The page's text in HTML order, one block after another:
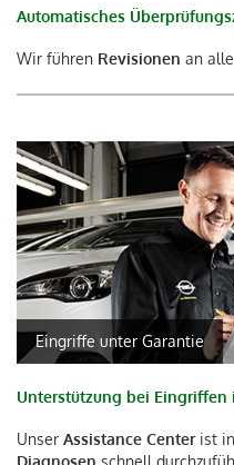
Automatisches
Wir führen Revisionen an
Eingriffe unter Garantie
Unterstützung bei Eingriffen
Unser Assistance Centerist in
Diagnosen schnell